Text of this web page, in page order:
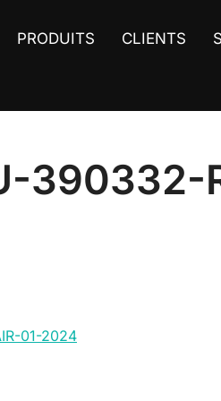
PRODUITS CLIENTS
390332-
01-2024